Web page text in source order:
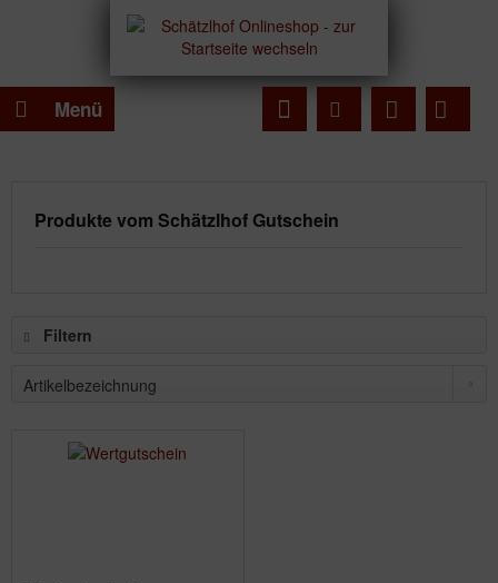
Menü
Produkte vom Schätzlhof Gutschein
Filtern